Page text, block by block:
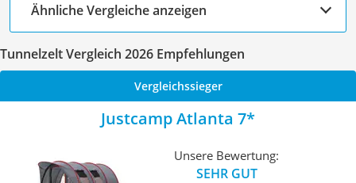
Ähnliche Vergleiche anzeigen
Tunnelzelt Vergleich 2026 Empfehlungen
Vergleichssieger
Justcamp Atlanta 7
Unsere Bewertung:
SEHR GUT